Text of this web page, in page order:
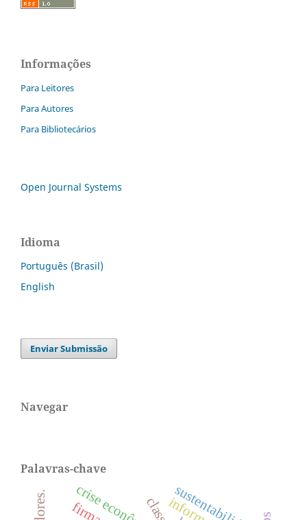
Informações
Para Leitores
Para Autores
Para Bibliotecários
Open Journal Systems
Idioma
Português (Brasil)
English
Enviar Submissão
Navegar
Palavras-chave